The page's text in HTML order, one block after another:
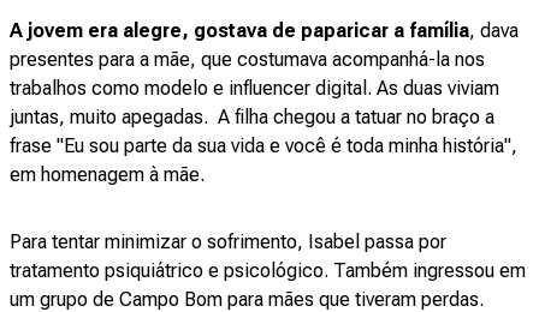
A jovem era alegre, gostava de paparicar a família, dava
presentes para a mãe, que costumava acompanhá-la nos
trabalhos como modelo e influencer digital. As duas viviam
juntas, muito apegadas. A filha chegou a tatuar no braço a
frase "Eu sou parte da sua vida e você é toda minha história",
em homenagem à mãe.
Para tentar minimizar o sofrimento, Isabel passa por
tratamento psiquiátrico e psicológico. Também ingressou em
um grupo de Campo Bom para mães que tiveram perdas.